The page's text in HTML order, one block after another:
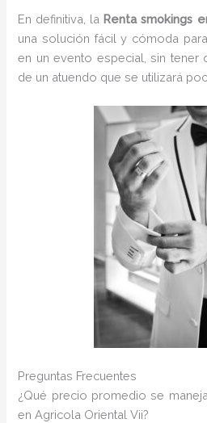
En definitiva, la Renta smokings
una solución fácil y cómoda
en un evento especial, sin tener
de un atuendo que se utilizará
Preguntas Frecuentes
¿Qué precio promedio se
en Agricola Oriental Vii?